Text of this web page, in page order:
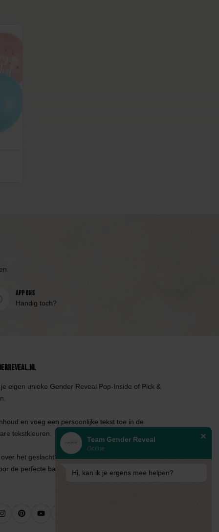
App ons
Handig toch?
eigen unieke Gender Reveal Pop-Inside of Pick &
en voeg een persoonlijke tekst toe in de
tekstkleuren.
het geslacht? Echoscopisten kunnen ons
de perfecte ballon!
Team Gender Reveal
Online
Hi, kan ik je ergens mee helpen?